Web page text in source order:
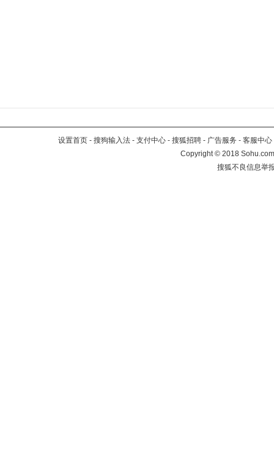
设置首页 - 搜狗输入法 - 支付中心 - 搜狐招聘 - 广告服务 - 客服中心
Copyright©2018
搜狐不良信息举